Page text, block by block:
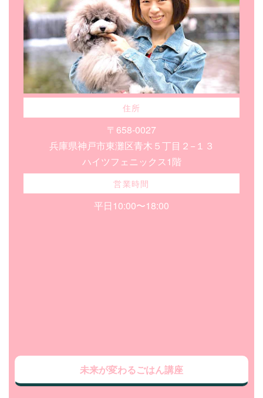
住所
〒658-0027
兵庫県神戸市東灘区青木５丁目２−１３
ハイツフェニックス1階
営業時間
平日10:00〜18:00
未来が変わるごはん講座